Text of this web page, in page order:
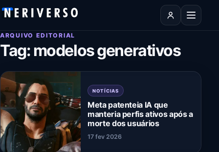
Pular para o conteúdo
Abrir
ARQUIVO EDITORIAL
Tag: modelos generativos
NOTÍCIAS
Meta patenteia IA que
manteria perfis ativos após a
morte dos usuários
17 fev 2026